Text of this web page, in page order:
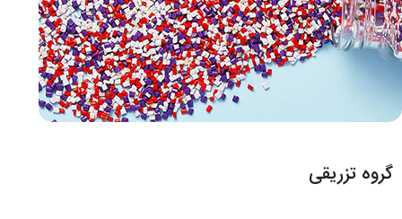
گروه تزریقی